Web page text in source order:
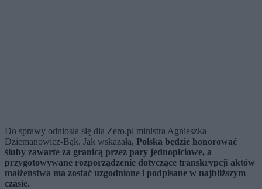
Do sprawy odniosła się dla Zero.pl ministra Agnieszka
Dziemanowicz-Bąk. Jak wskazała, Polska będzie honorować
śluby zawarte za granicą przez pary jednopłciowe, a
przygotowywane rozporządzenie dotyczące transkrypcji aktów
małżeństwa ma zostać uzgodnione i podpisane w najbliższym
czasie.